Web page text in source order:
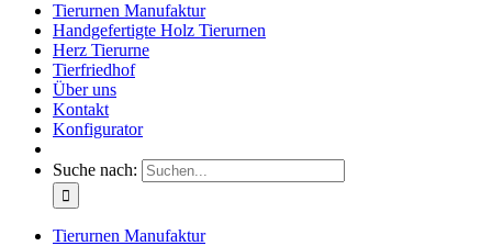
Tierurnen Manufaktur
Handgefertigte Holz Tierurnen
Herz Tierurne
Tierfriedhof
Über uns
Kontakt
Konfigurator
Suche nach:
Tierurnen Manufaktur